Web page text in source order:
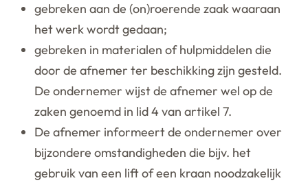
gebreken aan de (on)roerende zaak waaraan
het werk wordt gedaan;
gebreken in materialen of hulpmiddelen die
door de afnemer ter beschikking zijn gesteld.
De ondernemer wijst de afnemer wel op de
zaken genoemd in lid 4 van artikel 7.
De afnemer informeert de ondernemer over
bijzondere omstandigheden die bijv. het
gebruik van een lift of een kraan noodzakelijk